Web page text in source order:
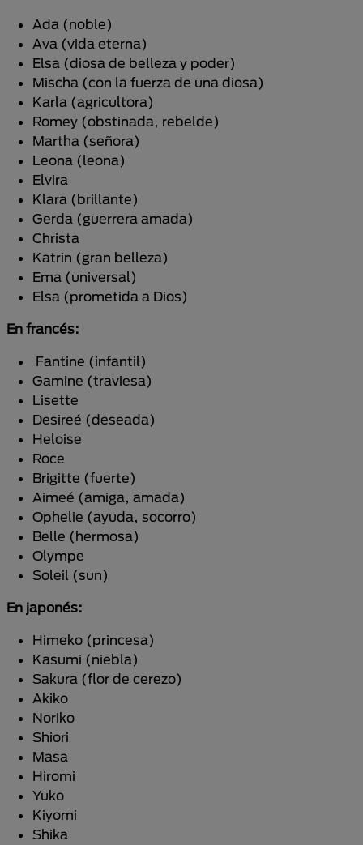
Ada (noble)
Ava (vida eterna)
Elsa (diosa de belleza y poder)
Mischa (con la fuerza de una diosa)
Karla (agricultora)
Romey (obstinada, rebelde)
Martha (señora)
Leona (leona)
Elvira
Klara (brillante)
Gerda (guerrera amada)
Christa
Katrin (gran belleza)
Ema (universal)
Elsa (prometida a Dios)
En francés:
Fantine (infantil)
Gamine (traviesa)
Lisette
Desireé (deseada)
Heloise
Roce
Brigitte (fuerte)
Aimeé (amiga, amada)
Ophelie (ayuda, socorro)
Belle (hermosa)
Olympe
Soleil (sun)
En japonés:
Himeko (princesa)
Kasumi (niebla)
Sakura (flor de cerezo)
Akiko
Noriko
Shiori
Masa
Hiromi
Yuko
Kiyomi
Shika